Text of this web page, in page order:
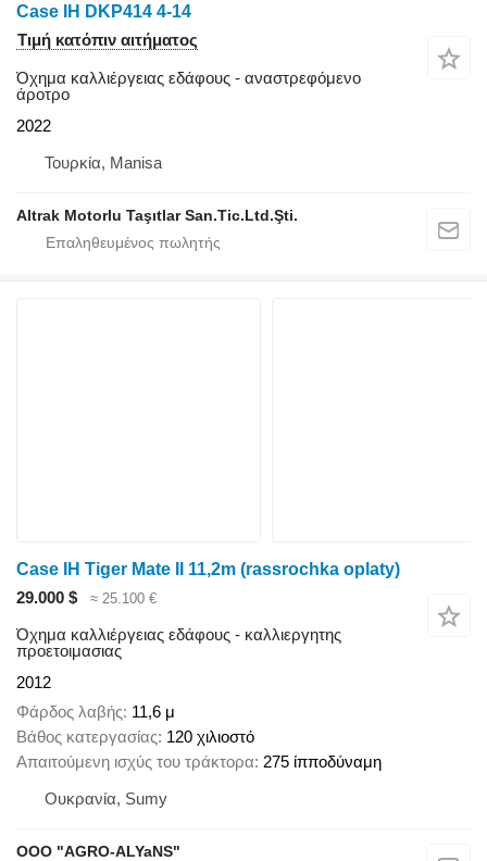
Case IH DKP414 4-14
Τιμή κατόπιν αιτήματος
Όχημα καλλιέργειας εδάφους - αναστρεφόμενο
άροτρο
2022
Τουρκία, Manisa
Altrak Motorlu Taşıtlar San.Tic.Ltd.Şti.
Case IH Tiger Mate II 11,2m (rassrochka oplaty)
29.000 $
≈ 25.100 €
Όχημα καλλιέργειας εδάφους - καλλιεργητης
προετοιμασιας
2012
Φάρδος λαβής 11,6 μ
Βάθος κατεργασίας 120 χιλιοστό
Απαιτούμενη ισχύς του τράκτορα 275 ίπποδύναμη
Ουκρανία, Sumy
OOO "AGRO-ALYaNS"